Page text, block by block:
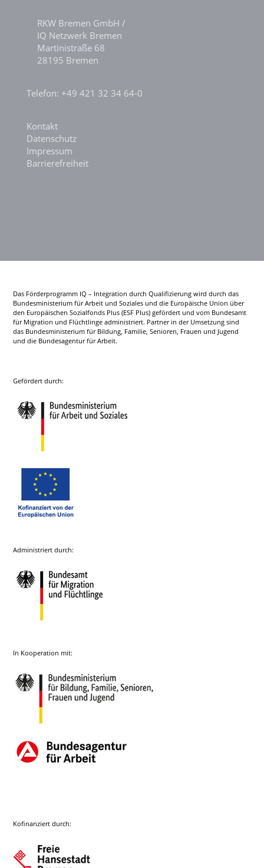
RKW Bremen GmbH /
IQ Netzwerk Bremen
Martinistraße 68
28195 Bremen
Telefon: +49 421 32 34 64-0
Kontakt
Datenschutz
Impressum
Barrierefreiheit
Das Förderprogramm IQ – Integration durch Qualifizierung wird durch das
Bundesministerium für Arbeit und Soziales und die Europäische Union über
den Europäischen Sozialfonds Plus (ESF Plus) gefördert und vom Bundesamt
für Migration und Flüchtlinge administriert. Partner in der Umsetzung sind
das Bundesministerium für Bildung, Familie, Senioren, Frauen und Jugend
und die Bundesagentur für Arbeit.
Gefördert durch:
Administriert durch:
In Kooperation mit:
Kofinanziert durch: